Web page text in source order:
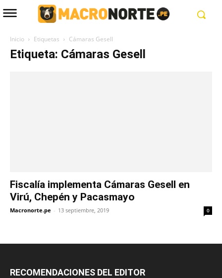
Inicio Etiquetas Cámaras Gesell
Etiqueta: Cámaras Gesell
Fiscalía implementa Cámaras Gesell en
Virú, Chepén y Pacasmayo
Macronorte.pe - 13 septiembre, 2019 0
RECOMENDACIONES DEL EDITOR